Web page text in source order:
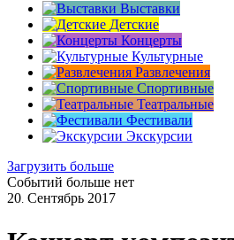
Выставки
Детские
Концерты
Культурные
Развлечения
Спортивные
Театральные
Фестивали
Экскурсии
Загрузить больше
Событий больше нет
20. Сентябрь 2017